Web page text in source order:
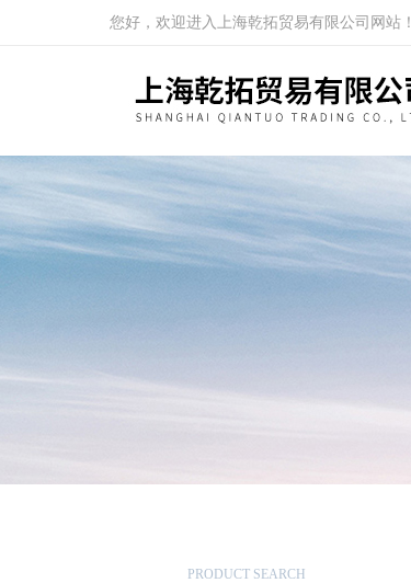
您好，欢迎进入上海乾拓贸易有限公司网站！
PRODUCT SEARCH